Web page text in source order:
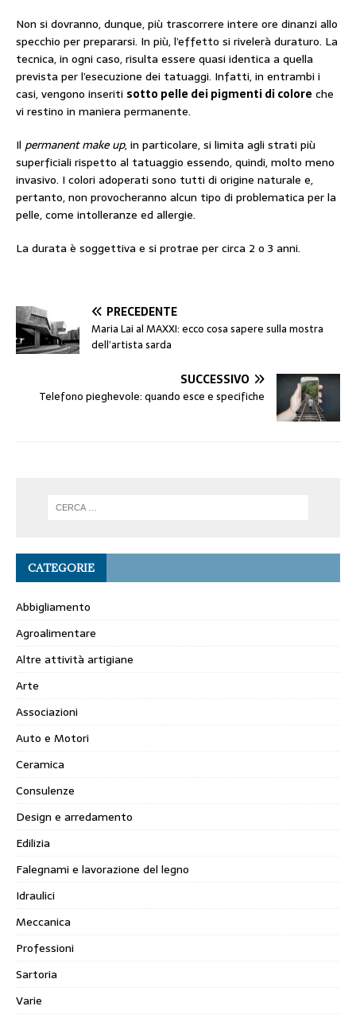
Non si dovranno, dunque, più trascorrere intere ore dinanzi allo
specchio per prepararsi. In più, l’effetto si rivelerà duraturo. La
tecnica, in ogni caso, risulta essere quasi identica a quella
prevista per l’esecuzione dei tatuaggi. Infatti, in entrambi i
casi, vengono inseriti sotto pelle dei pigmenti di colore che
vi restino in maniera permanente.
Il permanent make up, in particolare, si limita agli strati più
superficiali rispetto al tatuaggio essendo, quindi, molto meno
invasivo. I colori adoperati sono tutti di origine naturale e,
pertanto, non provocheranno alcun tipo di problematica per la
pelle, come intolleranze ed allergie.
La durata è soggettiva e si protrae per circa 2 o 3 anni.
PRECEDENTE
Maria Lai al MAXXI: ecco cosa sapere sulla mostra
dell’artista sarda
SUCCESSIVO
Telefono pieghevole: quando esce e specifiche
CATEGORIE
Abbigliamento
Agroalimentare
Altre attività artigiane
Arte
Associazioni
Auto e Motori
Ceramica
Consulenze
Design e arredamento
Edilizia
Falegnami e lavorazione del legno
Idraulici
Meccanica
Professioni
Sartoria
Varie